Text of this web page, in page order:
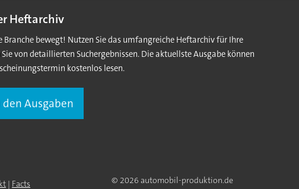
Heftarchiv
Branche bewegt! Nutzen Sie das umfangreiche Heftarchiv für Ihre
von detaillierten Suchergebnissen. Die aktuellste Ausgabe können
kostenlos lesen.
den Ausgaben
| Facts © 2026 automobil-produktion.de